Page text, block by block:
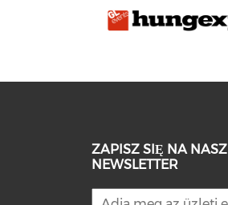
ZAPISZ SIĘ NA NASZ
NEWSLETTER